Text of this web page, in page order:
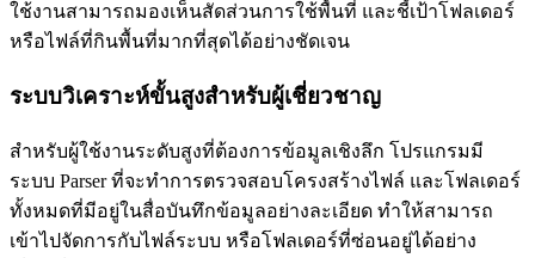
ใช้งานสามารถมองเห็นสัดส่วนการใช้พื้นที่ และชี้เป้าโฟลเดอร์
หรือไฟล์ที่กินพื้นที่มากที่สุดได้อย่างชัดเจน
ระบบวิเคราะห์ขั้นสูงสำหรับผู้เชี่ยวชาญ
สำหรับผู้ใช้งานระดับสูงที่ต้องการข้อมูลเชิงลึก โปรแกรมมี
ระบบ Parser ที่จะทำการตรวจสอบโครงสร้างไฟล์ และโฟลเดอร์
ทั้งหมดที่มีอยู่ในสื่อบันทึกข้อมูลอย่างละเอียด ทำให้สามารถ
เข้าไปจัดการกับไฟล์ระบบ หรือโฟลเดอร์ที่ซ่อนอยู่ได้อย่าง